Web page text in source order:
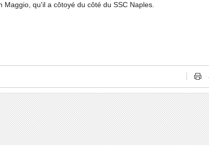
qu'il a côtoyé du côté du SSC Naples.